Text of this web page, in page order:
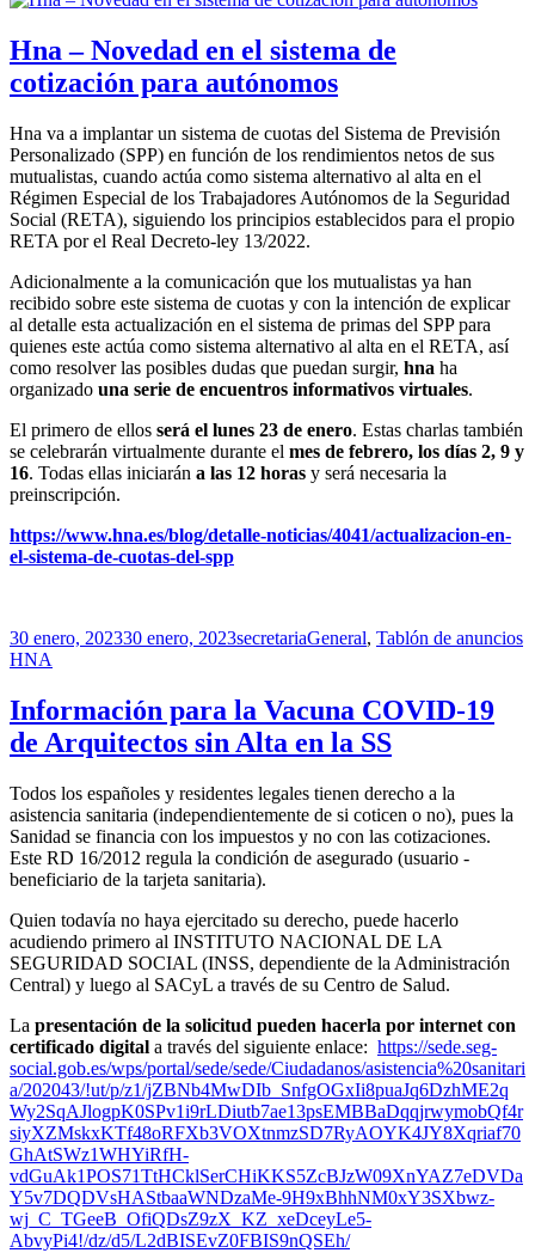
Hna – Novedad en el sistema de
cotización para autónomos
Hna va a implantar un sistema de cuotas del Sistema de Previsión
Personalizado (SPP) en función de los rendimientos netos de sus
mutualistas, cuando actúa como sistema alternativo al alta en el
Régimen Especial de los Trabajadores Autónomos de la Seguridad
Social (RETA), siguiendo los principios establecidos para el propio
RETA por el Real Decreto-ley 13/2022.
Adicionalmente a la comunicación que los mutualistas ya han
recibido sobre este sistema de cuotas y con la intención de explicar
al detalle esta actualización en el sistema de primas del SPP para
quienes este actúa como sistema alternativo al alta en el RETA, así
como resolver las posibles dudas que puedan surgir, hna ha
organizado una serie de encuentros informativos virtuales.
El primero de ellos será el lunes 23 de enero. Estas charlas también
se celebrarán virtualmente durante el mes de febrero, los días 2, 9 y
16. Todas ellas iniciarán a las 12 horas y será necesaria la
preinscripción.
https://www.hna.es/blog/detalle-noticias/4041/actualizacion-en-
el-sistema-de-cuotas-del-spp
Publicado
el
30 enero, 202330 enero, 2023Autor
secretariaCategorías
General, Tablón de anuncios
HNA
Información para la Vacuna COVID-19
de Arquitectos sin Alta en la SS
Todos los españoles y residentes legales tienen derecho a la
asistencia sanitaria (independientemente de si coticen o no), pues la
Sanidad se financia con los impuestos y no con las cotizaciones.
Este RD 16/2012 regula la condición de asegurado (usuario -
beneficiario de la tarjeta sanitaria).
Quien todavía no haya ejercitado su derecho, puede hacerlo
acudiendo primero al INSTITUTO NACIONAL DE LA
SEGURIDAD SOCIAL (INSS, dependiente de la Administración
Central) y luego al SACyL a través de su Centro de Salud.
La presentación de la solicitud pueden hacerla por internet con
certificado digital a través del siguiente enlace: https://sede.seg-
social.gob.es/wps/portal/sede/sede/Ciudadanos/asistencia%20sanitari
a/202043/!ut/p/z1/jZBNb4MwDIb_SnfgOGxIi8puaJq6DzhME2q
Wy2SqAJlogpK0SPv1i9rLDiutb7ae13psEMBBaDqqjrwymobQf4r
siyXZMskxKTf48oRFXb3VOXtnmzSD7RyAOYK4JY8Xqriaf70
GhAtSWz1WHYiRfH-
vdGuAk1POS71TtHCklSerCHiKKS5ZcBJzW09XnYAZ7eDVDa
Y5v7DQDVsHAStbaaWNDzaMe-9H9xBhhNM0xY3SXbwz-
wj_C_TGeeB_OfiQDsZ9zX_KZ_xeDceyLe5-
AbvyPi4!/dz/d5/L2dBISEvZ0FBIS9nQSEh/